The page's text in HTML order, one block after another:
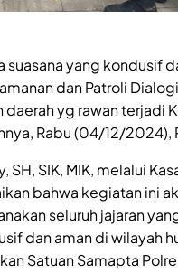
yang kondusif
dan Patroli
yg rawan terjadi
Rabu (04/12/2024),
SH, SIK, MIK, melalui
bahwa kegiatan ini
seluruh jajaran
dan aman di wilayah
Satuan Samapta